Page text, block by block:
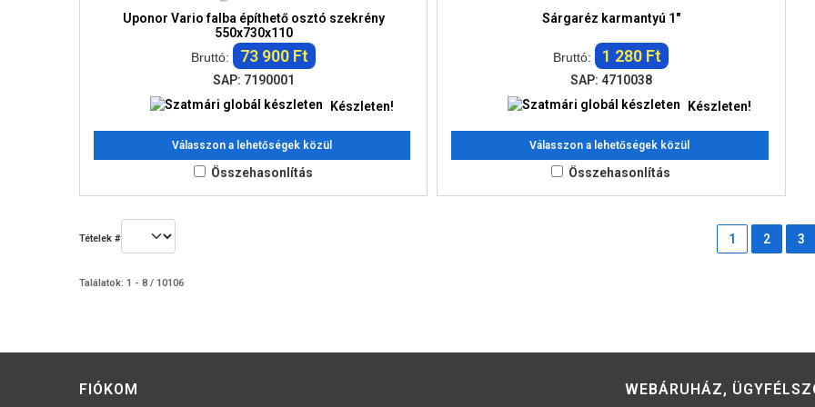
Uponor Vario falba építhető osztó szekrény
550x730x110
Bruttó:
73 900 Ft
SAP: 7190001
Készleten!
Válasszon a lehetőségek közül
Összehasonlítás
Sárgaréz karmantyú 1"
Bruttó: 1 280 Ft
SAP: 4710038
Készleten!
Válasszon a lehetőségek közül
Összehasonlítás
Tételek # 1 2 3
Találatok: 1 - 8 / 10106
FIÓKOM WEBÁRUHÁZ,